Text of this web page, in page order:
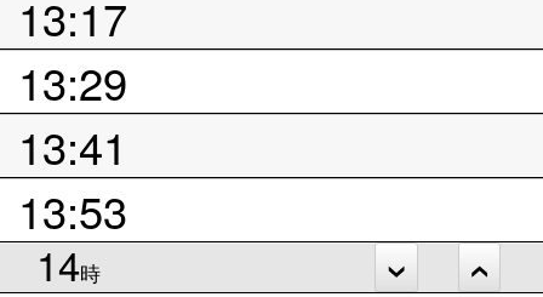
13:17
13:29
13:41
13:53
14時